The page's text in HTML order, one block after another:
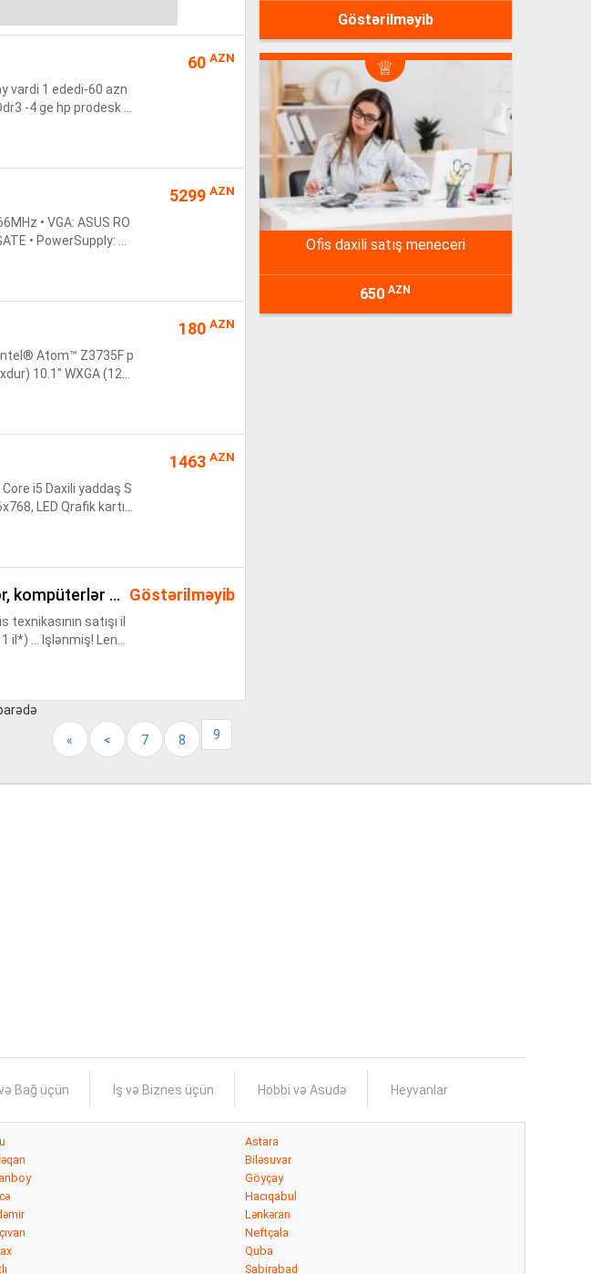
Göstərilməyib
ofis daxili satış meneceri
650AZN
vardi 1 ededi-60 azn
-4 ge hp prodesk r
ram-8 hdd-500
60 AZN
• VGA: ASUS RO
• PowerSupply: M
Asus RogStri
5299 AZN
Atom™ Z3735F p
10.1" WXGA (128
180 AZN
i5 Daxili yaddaş S
LED Qrafik kartın
Daxili ...
1463 AZN
kompüterlər ...
satışı il
... Işlənmiş! Leno
Göstərilməyib
« < 7 8 9
Bağ üçün İş və Biznes üçün Hobbi və Asudə Heyvanlar
Astara
Biləsuvar
Göyçay
Hacıqabul
Lənkəran
Neftçala
Quba
Sabirabad